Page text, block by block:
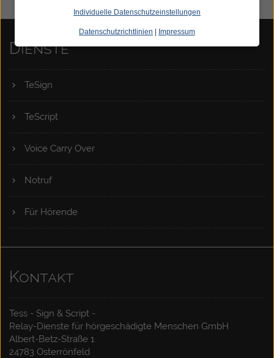
Dienste
TeSign
TeScript
Voice Carry Over
Notruf
Für Hörende
Kontakt
Tess - Sign & Script -
Relay-Dienste für hörgeschädigte Menschen GmbH
Albert-Betz-Straße 1
24783 Osterrönfeld
Individuelle Datenschutzeinstellungen
Datenschutzrichtlinien | Impressum